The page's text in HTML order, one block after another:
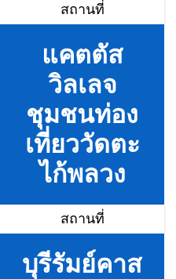
สถานที่
แคตตัส
วิลเลจ
ชุมชนท่อง
เที่ยววัดตะ
ไก้พลวง
สถานที่
บุรีรัมย์คาส